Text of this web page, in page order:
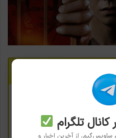
چرا Lost Judgment یکی از بزرگ‌ترین بازی‌های 2021
تلگرام
ساویس‌گیم، از آخرین اخبار و